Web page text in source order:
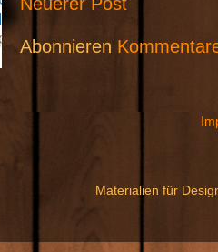
Abonnieren
Materialien für